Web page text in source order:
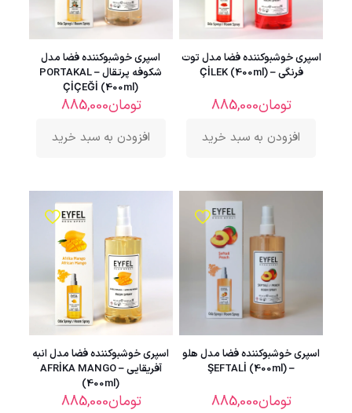
اسپری خوشبوکننده فضا مدل توت
فرنگی – ÇİLEK (400ml)
تومان885,000
افزودن به سبد خرید
اسپری خوشبوکننده فضا مدل
شکوفه پرتقال – PORTAKAL
ÇİÇEĞİ (400ml)
تومان885,000
افزودن به سبد خرید
اسپری خوشبوکننده فضا مدل هلو
– ŞEFTALİ (400ml)
تومان885,000
اسپری خوشبوکننده فضا مدل انبه
آفریقایی – AFRİKA MANGO
(400ml)
تومان885,000